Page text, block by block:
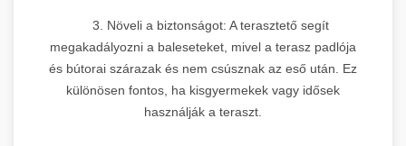
3. Növeli a biztonságot: A terasztető segít
megakadályozni a baleseteket, mivel a terasz padlója
és bútorai szárazak és nem csúsznak az eső után. Ez
különösen fontos, ha kisgyermekek vagy idősek
használják a teraszt.